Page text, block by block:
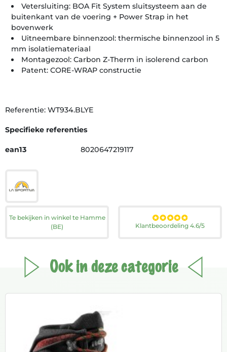
Vetersluiting: BOA Fit System sluitsysteem aan de
buitenkant van de voering + Power Strap in het
bovenwerk
Uitneembare binnenzool: thermische binnenzool in 5
mm isolatiemateriaal
Montagezool: Carbon Z-Therm in isolerend carbon
Patent: CORE-WRAP constructie
Referentie: WT934.BLYE
Specifieke referenties
ean13 8020647219117
Te bekijken in winkel te Hamme
(BE)
Klantbeoordeling 4.6/5
Ook in deze categorie